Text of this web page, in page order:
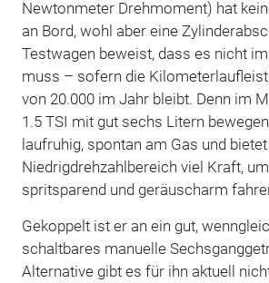
Newtonmeter Drehmoment) hat
an Bord, wohl aber eine
Testwagen beweist, dass es nicht
muss – sofern die
von 20.000 im Jahr bleibt. Denn im
1.5 TSI mit gut sechs Litern
laufruhig, spontan am Gas und
Niedrigdrehzahlbereich viel Kraft,
spritsparend und geräuscharm
Gekoppelt ist er an ein gut,
schaltbares manuelle
Alternative gibt es für ihn aktuell